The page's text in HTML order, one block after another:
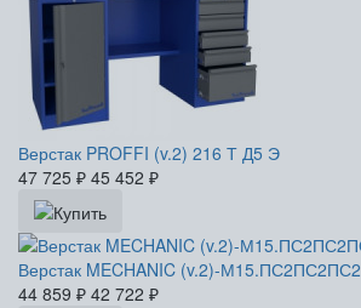
Верстак PROFFI (v.2) 216 Т Д5 Э
47 725 ₽ 45 452 ₽
Верстак MECHANIC (v.2)-М15.ПС2ПС2ПС2
44 859 ₽ 42 722 ₽